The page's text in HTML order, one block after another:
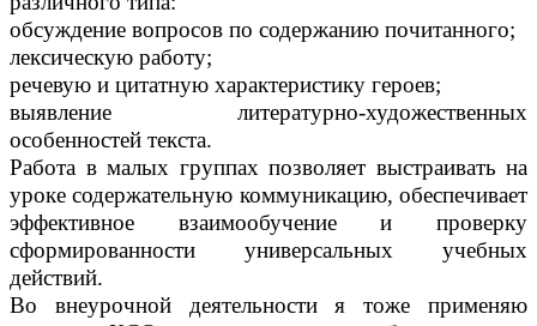
обсуждение вопросов по содержанию почитанного;
лексическую работу;
речевую и цитатную характеристику героев;
выявление литературно-художественных
особенностей текста.
Работа в малых группах позволяет выстраивать на
уроке содержательную коммуникацию, обеспечивает
эффективное взаимообучение и проверку
сформированности универсальных учебных
действий.
Во внеурочной деятельности я тоже применяю